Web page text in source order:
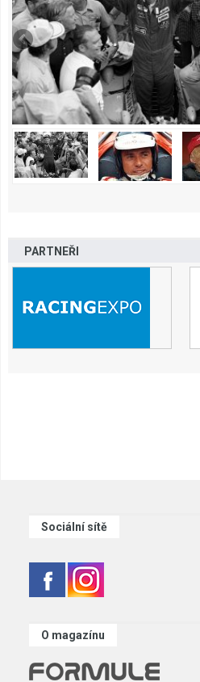
PARTNEŘI
Sociální sítě
O magazínu